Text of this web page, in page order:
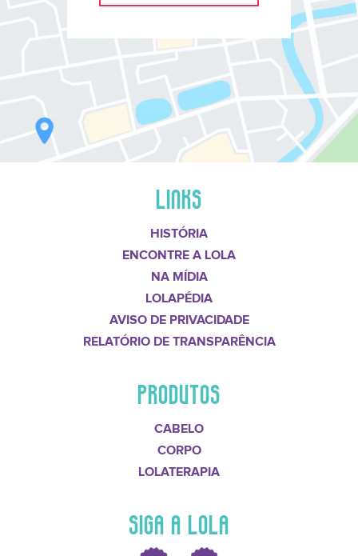
LINKS
HISTÓRIA
ENCONTRE A LOLA
NA MÍDIA
LOLAPÉDIA
AVISO DE PRIVACIDADE
RELATÓRIO DE TRANSPARÊNCIA
PRODUTOS
CABELO
CORPO
LOLATERAPIA
SIGA A LOLA